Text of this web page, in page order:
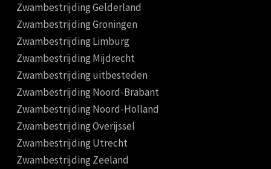
Zwambestrijding Gelderland
Zwambestrijding Groningen
Zwambestrijding Limburg
Zwambestrijding Mijdrecht
Zwambestrijding uitbesteden
Zwambestrijding Noord-Brabant
Zwambestrijding Noord-Holland
Zwambestrijding Overijssel
Zwambestrijding Utrecht
Zwambestrijding Zeeland